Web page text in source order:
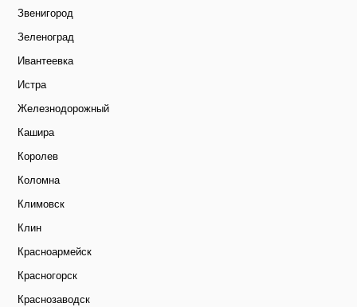
Звенигород
Зеленоград
Ивантеевка
Истра
Железнодорожный
Кашира
Королев
Коломна
Климовск
Клин
Красноармейск
Красногорск
Краснозаводск